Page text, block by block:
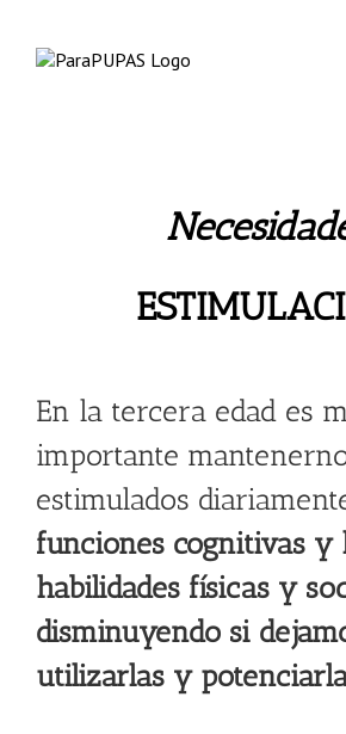
contenido
En la tercera edad es
importante
estimulados
funciones cognitivas y
habilidades físicas y
disminuyendo si
utilizarlas y